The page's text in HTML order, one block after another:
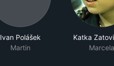
Ivan Polášek
Martin
Katka
Marcela